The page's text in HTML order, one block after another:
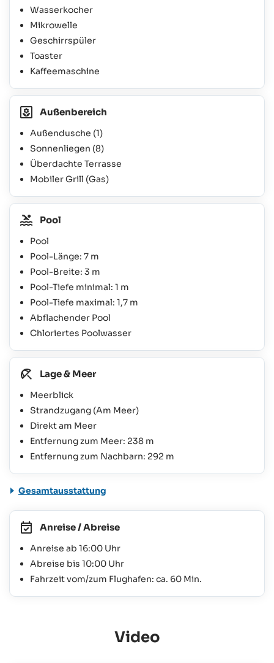
Wasserkocher
Mikrowelle
Geschirrspüler
Toaster
Kaffeemaschine
Außenbereich
Außendusche (1)
Sonnenliegen (8)
Überdachte Terrasse
Mobiler Grill (Gas)
Pool
Pool
Pool-Länge: 7 m
Pool-Breite: 3 m
Pool-Tiefe minimal: 1 m
Pool-Tiefe maximal: 1,7 m
Abflachender Pool
Chloriertes Poolwasser
Lage & Meer
Meerblick
Strandzugang (Am Meer)
Direkt am Meer
Entfernung zum Meer: 238 m
Entfernung zum Nachbarn: 292 m
Gesamtausstattung
Anreise / Abreise
Anreise ab 16:00 Uhr
Abreise bis 10:00 Uhr
Fahrzeit vom/zum Flughafen: ca. 60 Min.
Video